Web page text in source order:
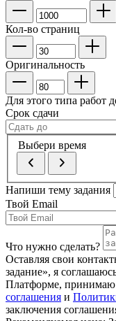
Кол-во страниц
Оригинальность
Для этого типа работ
Срок сдачи
Выбери время
Напиши тему задания
Твой Email
Что нужно сделать?
Оставляя свои
задание», я
Платформе, принимаю
соглашения и
заключения